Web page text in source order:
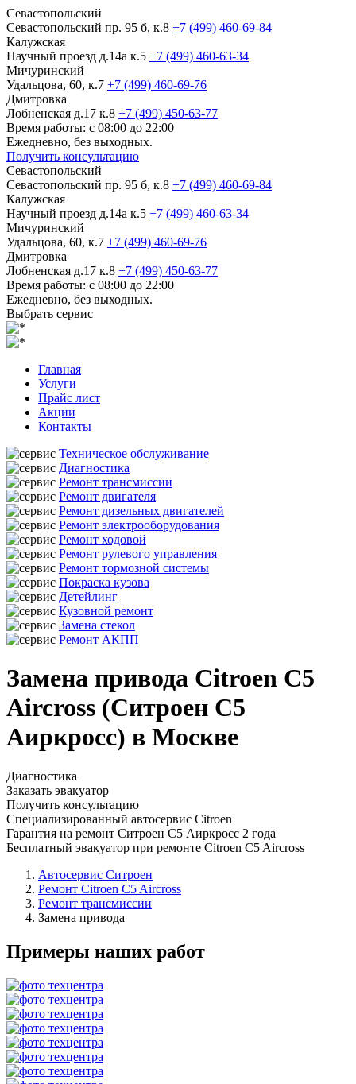
Севастопольский
Севастопольский пр. 95 б, к.8 +7 (499) 460-69-84
Калужская
Научный проезд д.14а к.5 +7 (499) 460-63-34
Мичуринский
Удальцова, 60, к.7 +7 (499) 460-69-76
Дмитровка
Лобненская д.17 к.8 +7 (499) 450-63-77
Время работы: с 08:00 до 22:00
Ежедневно, без выходных.
Получить консультацию
Севастопольский
Севастопольский пр. 95 б, к.8 +7 (499) 460-69-84
Калужская
Научный проезд д.14а к.5 +7 (499) 460-63-34
Мичуринский
Удальцова, 60, к.7 +7 (499) 460-69-76
Дмитровка
Лобненская д.17 к.8 +7 (499) 450-63-77
Время работы: с 08:00 до 22:00
Ежедневно, без выходных.
Выбрать сервис
Главная
Услуги
Прайс лист
Акции
Контакты
Техническое обслуживание
Диагностика
Ремонт трансмиссии
Ремонт двигателя
Ремонт дизельных двигателей
Ремонт электрооборудования
Ремонт ходовой
Ремонт рулевого управления
Ремонт тормозной системы
Покраска кузова
Детейлинг
Кузовной ремонт
Замена стекол
Ремонт АКПП
Замена привода Citroen C5
Aircross (Ситроен С5
Аиркросс) в Москве
Диагностика
Заказать эвакуатор
Получить консультацию
Специализированный автосервис Citroen
Гарантия на ремонт Ситроен С5 Аиркросс 2 года
Бесплатный эвакуатор при ремонте Citroen C5 Aircross
Автосервис Ситроен
Ремонт Citroen C5 Aircross
Ремонт трансмиссии
Замена привода
Примеры наших работ